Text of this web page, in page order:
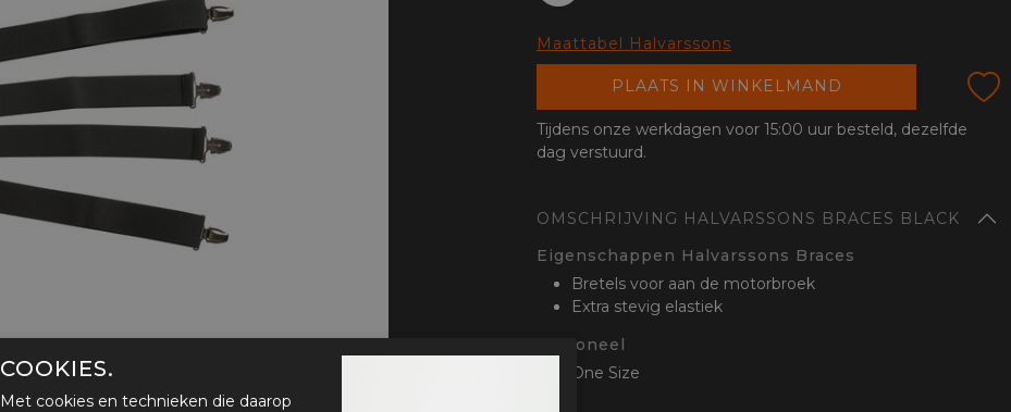
Sloten
TelefoonMaattabel Halvarssons
PLAATS IN WINKELMAND
Tijdens onze werkdagen voor 15:00 uur besteld, dezelfde
dag verstuurd.
OMSCHRIJVING HALVARSSONS BRACES BLACK
Eigenschappen Halvarssons Braces
Bretels voor aan de motorbroek
Extra stevig elastiek
Optioneel
One Size
COOKIES.
Met cookies en technieken die daarop